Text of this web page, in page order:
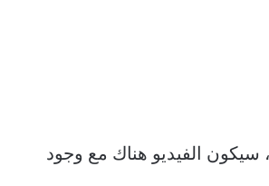
الفيديو هناك مع وجود